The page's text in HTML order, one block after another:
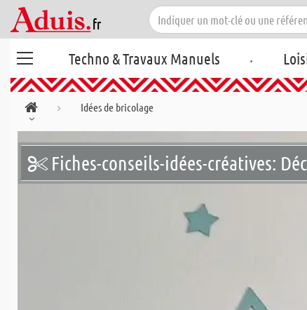
Techno & Travaux Manuels .
Idées de bricolage
Fiches-conseils-idées-créatives: